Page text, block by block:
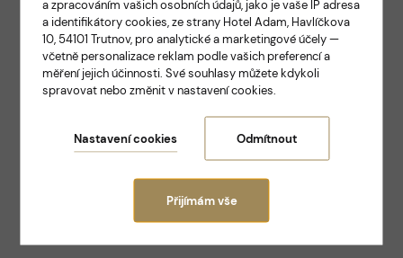
ELEGANCE A TRADICE V SAMOTNÉM SRDCI
TRUTNOVA
Hotel Adam
Trutnov
a zpracováním vašich osobních údajů, jako je vaše IP adresa
a identifikátory cookies, ze strany Hotel Adam, Havlíčkova
10, 54101 Trutnov, pro analytické a marketingové účely —
včetně personalizace reklam podle vašich preferencí a
měření jejich účinnosti. Své souhlasy můžete kdykoli
spravovat nebo změnit v nastavení cookies.
Nastavení cookies Odmítnout
Přijímám vše